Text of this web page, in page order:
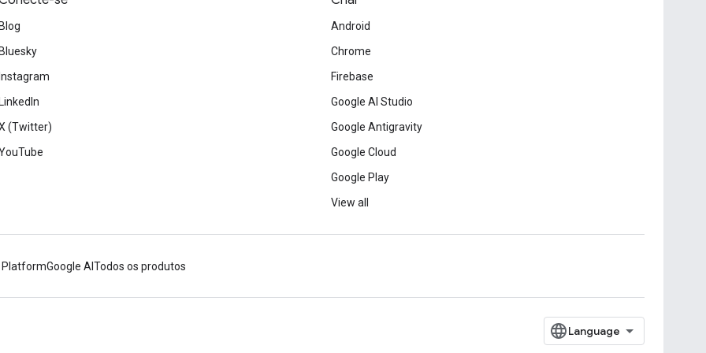
Blog
Bluesky
Instagram
LinkedIn
(Twitter)
Android
Chrome
Firebase
Google AI Studio
Google Antigravity
Google Cloud
Google Play
View all
PlatformGoogle AI Todos os produtos